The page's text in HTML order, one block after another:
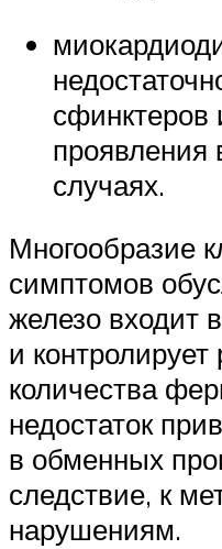
сфинктеров
проявления
случаях.
Многообразие
симптомов
железо входит
и
количества
недостаток
в обменных
следствие, к
нарушениям.